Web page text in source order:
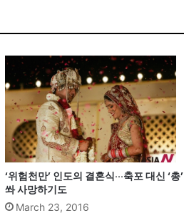
‘위험천만’ 인도의 결혼식···축포 대신 ‘총’
쏴 사망하기도
March 23, 2016